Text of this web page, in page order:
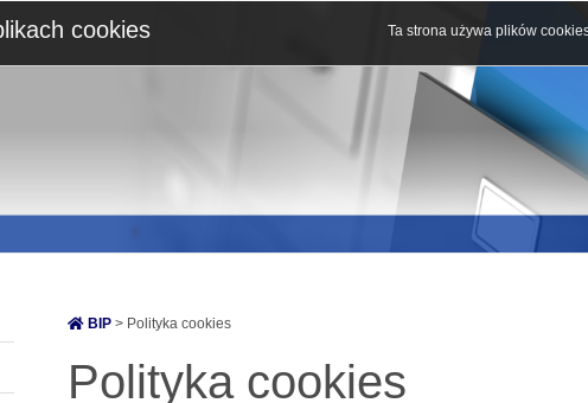
BIP > Polityka cookies
Polityka cookies
cookies Ta strona używa plików